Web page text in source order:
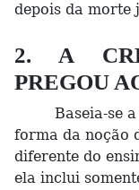
depois da morte
2. A
PREGOU
Baseia-se a
forma da noção
diferente do
ela inclui